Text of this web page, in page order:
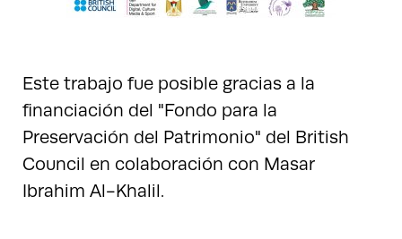
Este trabajo fue posible gracias a la
financiación del "Fondo para la
Preservación del Patrimonio" del British
Council en colaboración con Masar
Ibrahim Al-Khalil.